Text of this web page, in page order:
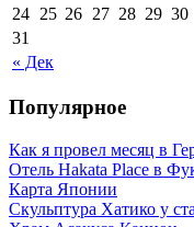
« Дек
24 25 26 27 28 29 30
31
Популярное
Как я провел месяц в
Отель Hakata Place в
Карта Японии
Скульптура Хатико у